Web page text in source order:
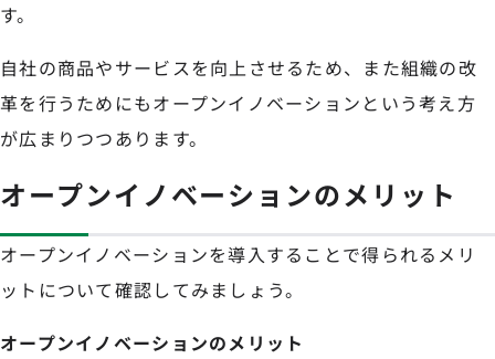
す。
自社の商品やサービスを向上させるため、また組織の改
革を行うためにもオープンイノベーションという考え方
が広まりつつあります。
オープンイノベーションのメリット
オープンイノベーションを導入することで得られるメリ
ットについて確認してみましょう。
オープンイノベーションのメリット